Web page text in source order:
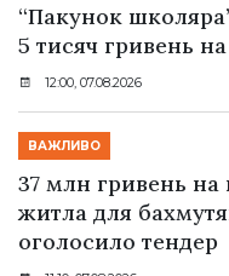
“Пакунок
5 тисяч гривень
12:00, 07.08.2026
ВАЖЛИВО
37 млн гривень на
житла для
оголосило тендер